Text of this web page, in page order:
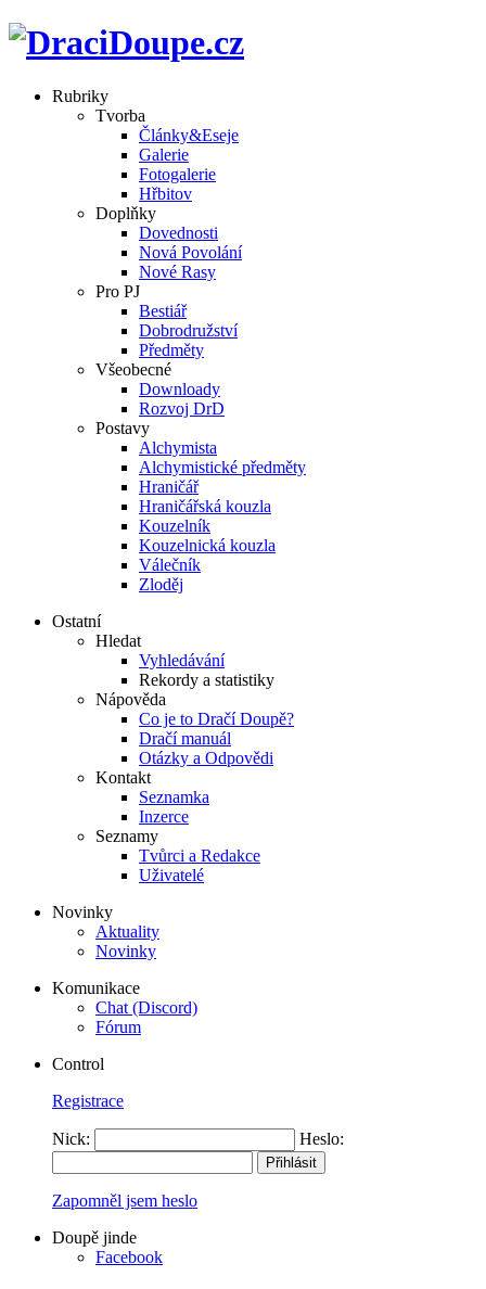
Rubriky
Tvorba
Články&Eseje
Galerie
Fotogalerie
Hřbitov
Doplňky
Dovednosti
Nová Povolání
Nové Rasy
Pro PJ
Bestiář
Dobrodružství
Předměty
Všeobecné
Downloady
Rozvoj DrD
Postavy
Alchymista
Alchymistické předměty
Hraničář
Hraničářská kouzla
Kouzelník
Kouzelnická kouzla
Válečník
Zloděj
Ostatní
Hledat
Vyhledávání
Rekordy a statistiky
Nápověda
Co je to Dračí Doupě?
Dračí manuál
Otázky a Odpovědi
Kontakt
Seznamka
Inzerce
Seznamy
Tvůrci a Redakce
Uživatelé
Novinky
Aktuality
Novinky
Komunikace
Chat (Discord)
Fórum
Control
Registrace
Nick: Heslo:
Zapomněl jsem heslo
Doupě jinde
Facebook